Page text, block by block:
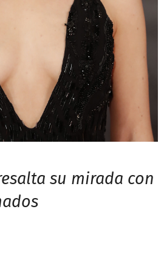
su mirada con